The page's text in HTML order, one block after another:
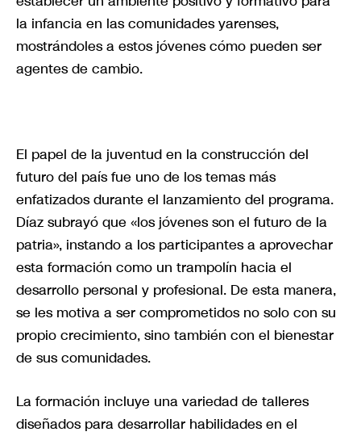
la infancia en las comunidades yarenses,
mostrándoles a estos jóvenes cómo pueden ser
agentes de cambio.
El papel de la juventud en la construcción del
futuro del país fue uno de los temas más
enfatizados durante el lanzamiento del programa.
Díaz subrayó que «los jóvenes son el futuro de la
patria», instando a los participantes a aprovechar
esta formación como un trampolín hacia el
desarrollo personal y profesional. De esta manera,
se les motiva a ser comprometidos no solo con su
propio crecimiento, sino también con el bienestar
de sus comunidades.
La formación incluye una variedad de talleres
diseñados para desarrollar habilidades en el